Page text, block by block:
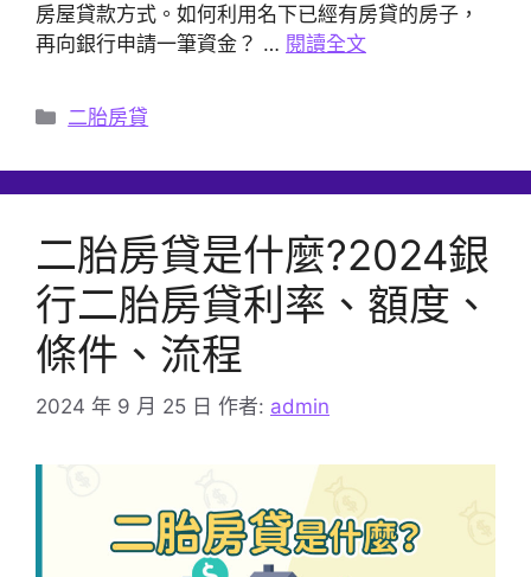
房屋貸款方式。如何利用名下已經有房貸的房子，
再向銀行申請一筆資金？ … 閱讀全文
分
二胎房貸
二胎房貸是什麼?2024銀
行二胎房貸利率、額度、
條件、流程
2024 年 9 月 25 日 作者: admin